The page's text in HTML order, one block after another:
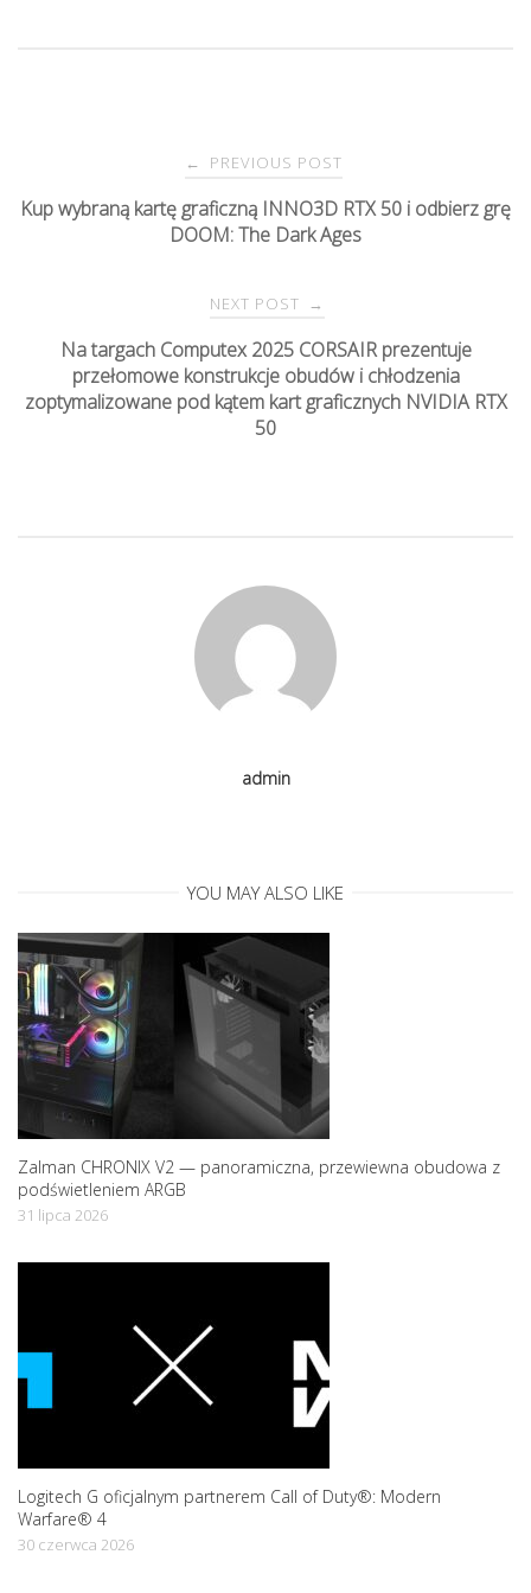
P
o
n
← PREVIOUS POST
Kup wybraną kartę graficzną INNO3D RTX 50 i odbierz grę
DOOM: The Dark Ages
NEXT POST →
Na targach Computex 2025 CORSAIR prezentuje
przełomowe konstrukcje obudów i chłodzenia
zoptymalizowane pod kątem kart graficznych NVIDIA RTX
50
admin
YOU MAY ALSO LIKE
Zalman CHRONIX V2 — panoramiczna, przewiewna obudowa z
podświetleniem ARGB
31 lipca 2026
Logitech G oficjalnym partnerem Call of Duty®: Modern
Warfare® 4
30 czerwca 2026